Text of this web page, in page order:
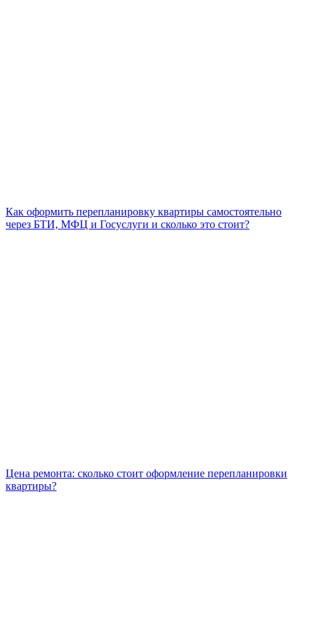
Как оформить перепланировку квартиры самостоятельно
через БТИ, МФЦ и Госуслуги и сколько это стоит?
Цена ремонта: сколько стоит оформление перепланировки
квартиры?